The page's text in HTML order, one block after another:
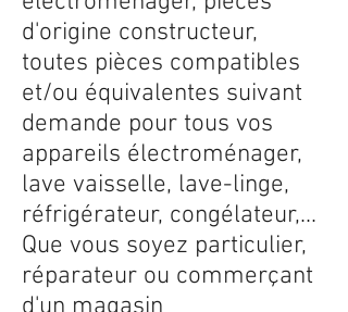
d'origine constructeur,
toutes pièces compatibles
et/ou équivalentes suivant
demande pour tous vos
appareils électroménager,
lave vaisselle, lave-linge,
réfrigérateur, congélateur,...
Que vous soyez particulier,
réparateur ou commerçant